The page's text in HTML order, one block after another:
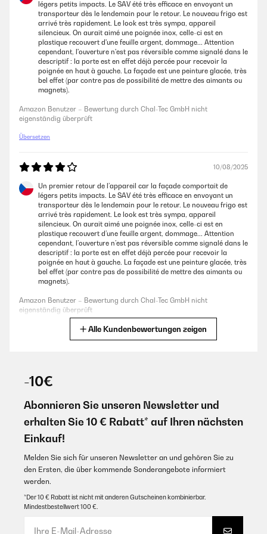
eigenständig überprüft
19/05/2025
Leise, sehr gut im Verbrauch, nur dumm dass für den Stellort die Tür-
Schaniere links ummontiert werden sollten, was nicht möglich ist. Der
Hersteller hat die Punkte zur Montage, dem Wechsel zum Tür öffnen,
inkl. Gebrauchsanweisung gefertigt. Die Schrauben an der Tür selbst
vom Schrauber gebrochen. Somit kommt der Kühlschrank an einen
weniger gewünschten Aufstellplatz. Preisleistung: Hübsch / schöner
teils.
eigenständig überprüft
13/09/2022
Optisch ein Highlight in der Kaffeeküche, technisch einwandfrei.Kam
sehr gut und sicher verpackt und kühlt auch auf niedrigster Stufe
(Energiesparen!) ausreichen.
Amazon Benutzer – Bewertung durch Chal-Tec GmbH nicht
eigenständig überprüft
légers petits impacts. Le SAV été très efficace en envoyant un
transporteur dès le lendemain pour le retour. Le nouveau frigo est
arrivé très rapidement. Le look est très sympa, appareil
silencieux. On aurait aimé une poignée inox, celle-ci est en
plastique recouvert d'une feuille argent, dommage... Attention
cependant, l'ouverture n'est pas réversible comme signalé dans le
descriptif : la porte est en effet déjà percée pour recevoir la
poignée en haut à gauche. La façade est une peinture glacée, très
bel effet (par contre pas de possibilité de mettre des aimants ou
magnets).
Amazon Benutzer – Bewertung durch Chal-Tec GmbH nicht
eigenständig überprüft
Übersetzen
10/08/2025
Un premier retour de l’appareil car la façade comportait de
légers petits impacts. Le SAV été très efficace en envoyant un
transporteur dès le lendemain pour le retour. Le nouveau frigo est
arrivé très rapidement. Le look est très sympa, appareil
silencieux. On aurait aimé une poignée inox, celle-ci est en
plastique recouvert d’une feuille argent, dommage... Attention
cependant, l’ouverture n’est pas réversible comme signalé dans le
descriptif : la porte est en effet déjà percée pour recevoir la
poignée en haut à gauche. La façade est une peinture glacée, très
bel effet (par contre pas de possibilité de mettre des aimants ou
magnets).
Amazon Benutzer – Bewertung durch Chal-Tec GmbH nicht
eigenständig überprüft
Très beau produit qui correspond à ce que je souhaitais.
Amazon Benutzer – Bewertung durch Chal-Tec GmbH nicht
19/07/2023
Such a good size fridge. It can fit quite a lot of food and drink
Amazon Benutzer – Bewertung durch Chal-Tec GmbH nicht
Alle Kundenbewertungen zeigen
-10€
Abonnieren Sie unseren Newsletter und
erhalten Sie 10 € Rabatt* auf Ihren nächsten
Einkauf!
Melden Sie sich für unseren Newsletter an und gehören Sie zu
den Ersten, die über kommende Sonderangebote informiert
werden.
*Der 10 € Rabatt ist nicht mit anderen Gutscheinen kombinierbar.
Mindestbestellwert 100 €.